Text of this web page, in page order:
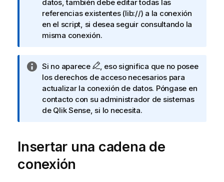
o
t
a
i
o
r
m
a
t
a
datos, también debe editar todas las
referencias existentes (lib://) a la conexión
en el script, si desea seguir consultando la
misma conexión.
N
o
t
a
i
o
r
m
Si no aparece
, eso significa que no posee
los derechos de acceso necesarios para
actualizar la conexión de datos. Póngase en
contacto con su administrador de sistemas
de Qlik Sense, si lo necesita.
Insertar una cadena de
conexión